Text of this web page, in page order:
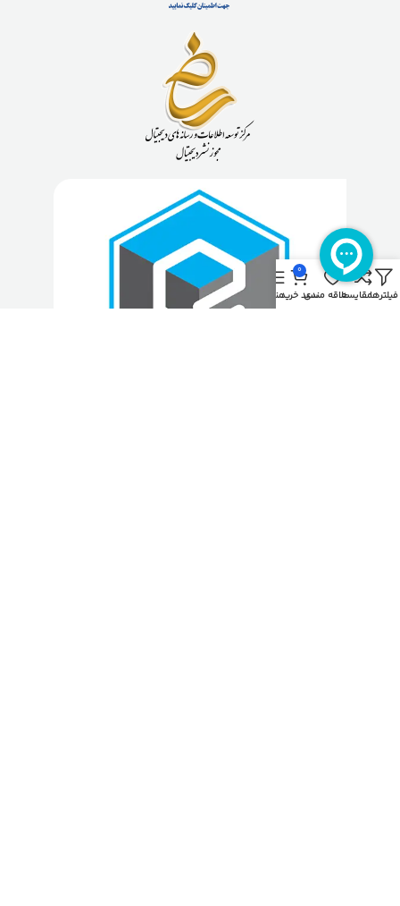
فیلترهامقایسهعلاقه مندی
0
سبد خریدمنو